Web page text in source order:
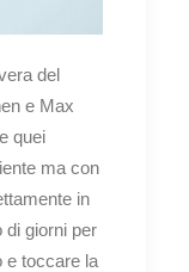
del
e Max
quei
ma con
in
di giorni per
e toccare la